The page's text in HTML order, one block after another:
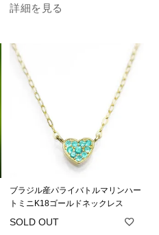
詳細を見る
ブラジル産パライバトルマリンハー
トミニK18ゴールドネックレス